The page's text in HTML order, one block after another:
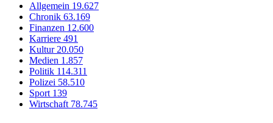
Allgemein 19.627
Chronik 63.169
Finanzen 12.600
Karriere 491
Kultur 20.050
Medien 1.857
Politik 114.311
Polizei 58.510
Sport 139
Wirtschaft 78.745